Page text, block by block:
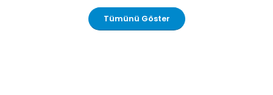
Tümünü Göster